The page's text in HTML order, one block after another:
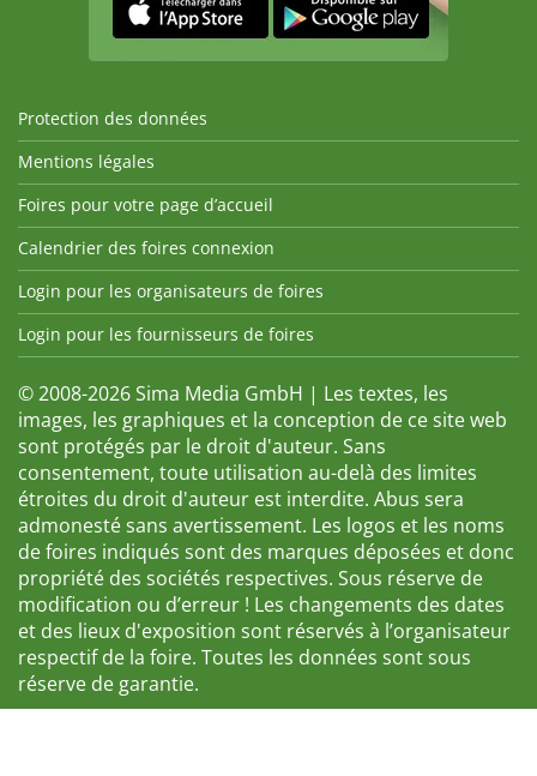
Protection des données
Mentions légales
Foires pour votre page d’accueil
Calendrier des foires connexion
Login pour les organisateurs de foires
Login pour les fournisseurs de foires
© 2008-2026 Sima Media GmbH | Les textes, les
images, les graphiques et la conception de ce site web
sont protégés par le droit d'auteur. Sans
consentement, toute utilisation au-delà des limites
étroites du droit d'auteur est interdite. Abus sera
admonesté sans avertissement. Les logos et les noms
de foires indiqués sont des marques déposées et donc
propriété des sociétés respectives. Sous réserve de
modification ou d’erreur ! Les changements des dates
et des lieux d'exposition sont réservés à l’organisateur
respectif de la foire. Toutes les données sont sous
réserve de garantie.